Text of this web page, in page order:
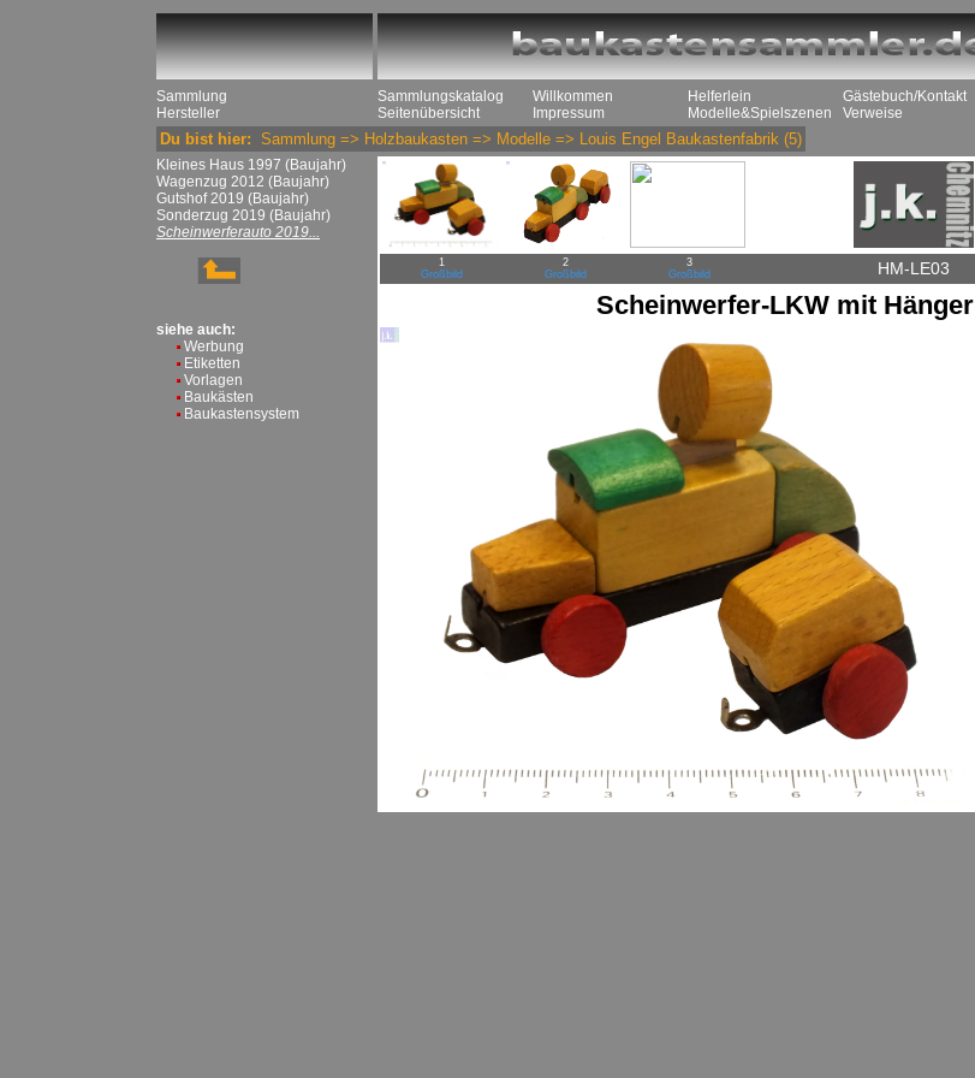
Sammlung
Hersteller
Sammlungskatalog
Seitenübersicht
Willkommen
Impressum
Helferlein
Modelle&Spielszenen
Gästebuch/Kontakt
Verweise
Du bist hier: Sammlung => Holzbaukasten => Modelle => Louis Engel Baukastenfabrik (5)
Kleines Haus 1997 (Baujahr)
Wagenzug 2012 (Baujahr)
Gutshof 2019 (Baujahr)
Sonderzug 2019 (Baujahr)
Scheinwerferauto 2019...
siehe auch:
Werbung
Etiketten
Vorlagen
Baukästen
Baukastensystem
1
Großbild
2
Großbild
3
Großbild
HM-LE03
Scheinwerfer-LKW mit Hänger